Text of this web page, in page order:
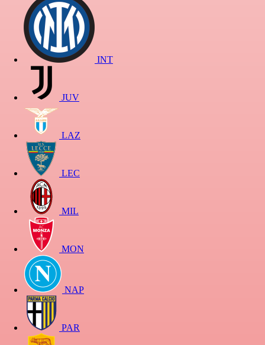
INT
JUV
LAZ
LEC
MIL
MON
NAP
PAR